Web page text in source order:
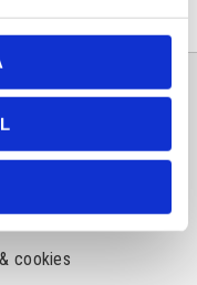
svar
cookies